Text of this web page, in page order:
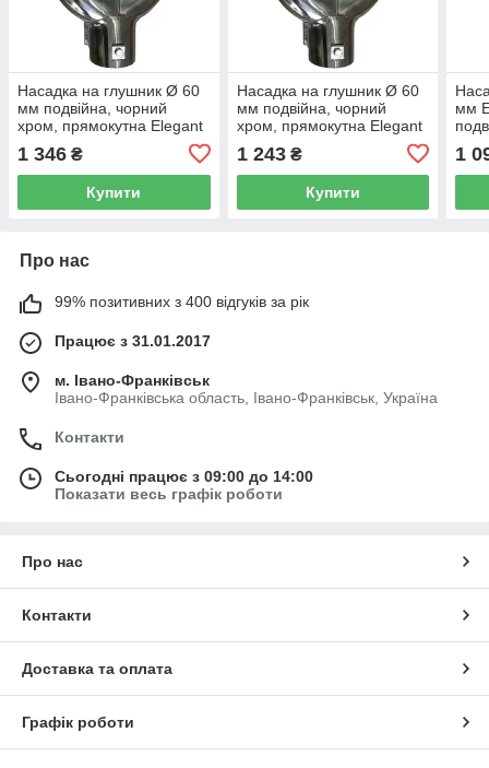
Насадка на глушник Ø 60
мм подвійна, чорний
хром, прямокутна Elegant
1 346 ₴
Купити
Насадка на глушник Ø 60
мм подвійна, чорний
хром, прямокутна Elegant
1 243₴
Купити
мм
1
Про нас
99% позитивних з 400 відгуків за рік
Працює з 31.01.2017
м. Івано-Франківськ
Івано-Франківська область, Івано-Франківськ, Україна
Контакти
Сьогодні працює з 09:00 до 14:00
Показати весь графік роботи
Про нас
Контакти
Доставка та оплата
Графік роботи